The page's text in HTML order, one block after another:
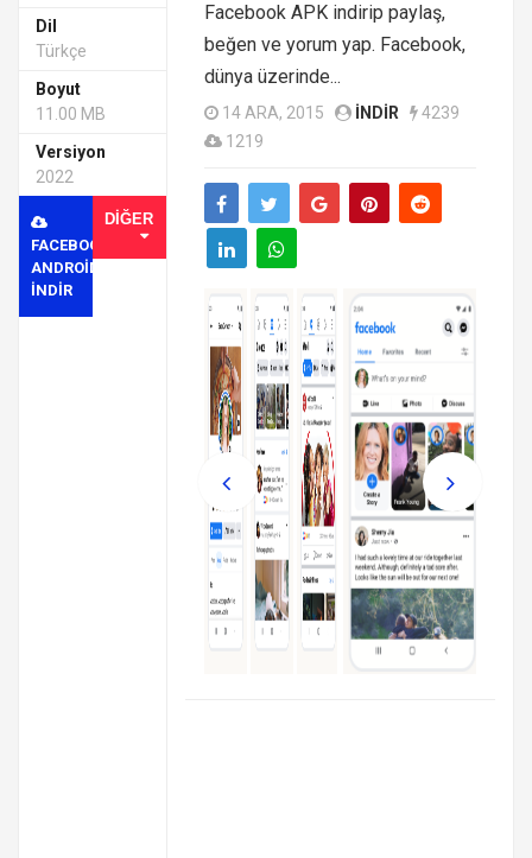
Dil
Türkçe
Boyut
11.00 MB
Versiyon
2022
FACEBOOK
ANDROID
INDIR
DIĞER
Facebook APK indirip paylaş,
beğen ve yorum yap. Facebook,
dünya üzerinde...
14 ARA, 2015 INDIR
4239
1219